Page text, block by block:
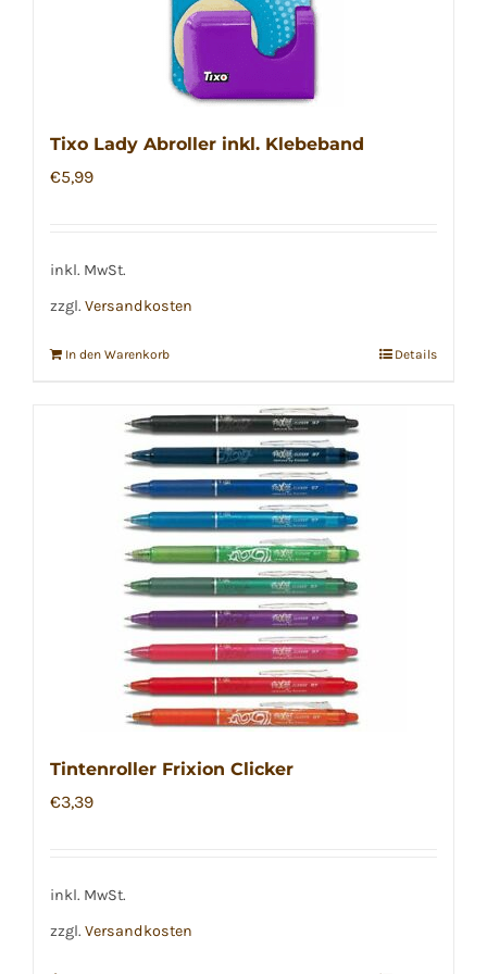
Tixo Lady Abroller inkl. Klebeband
€5,99
inkl. MwSt.
zzgl. Versandkosten
In den Warenkorb Details
Tintenroller Frixion Clicker
€3,39
inkl. MwSt.
zzgl. Versandkosten